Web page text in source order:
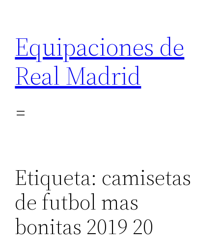
contenido
Equipaciones de
Real Madrid
Etiqueta: camisetas
de futbol mas
bonitas 2019 20